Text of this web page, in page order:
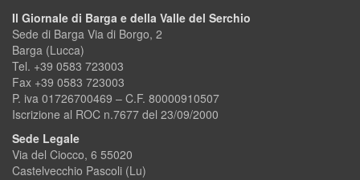
Il Giornale di Barga e della Valle del Serchio
Sede di Barga Via di Borgo, 2
Barga (Lucca)
Tel. +39 0583 723003
Fax +39 0583 723003
P. iva 01726700469 – C.F. 80000910507
Iscrizione al ROC n.7677 del 23/09/2000
Sede Legale
Via del Ciocco, 6 55020
Castelvecchio Pascoli (Lu)